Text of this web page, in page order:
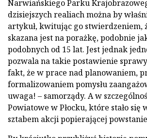
Narwiańskiego Parku
dzisiejszych realiach można by
artykuł, kwitując go stwierdzeniem,
skazana jest na porażkę, podobnie
podobnych od 15 lat. Jest jednak
pozwala na takie postawienie
fakt, że w prace nad planowaniem,
formalizowaniem pomysłu
uwaga! – samorządy. A w
Powiatowe w Płocku, które stało się
sztabem akcji popierającej